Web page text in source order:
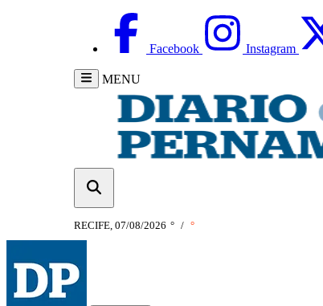
Facebook Instagram
MENU
RECIFE, 07/08/2026 ° / °